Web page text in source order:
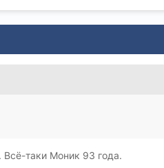
Всё-таки Моник 93 года.